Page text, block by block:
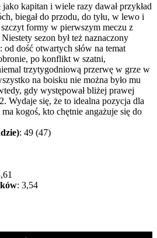
kapitan i wiele razy dawał przykład
biegał do przodu, do tyłu, w lewo i
formy w pierwszym meczu z
sezon był też naznaczony
dość otwartych słów na temat
po konflikt w szatni,
trzytygodniową przerwę w grze w
na boisku nie można było mu
gdy występował bliżej prawej
Wydaje się, że to idealna pozycja dla
kogoś, kto chętnie angażuje się do
: 49 (47)
: 3,54